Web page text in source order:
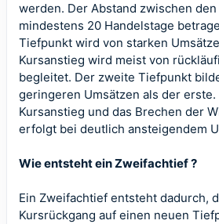
werden. Der Abstand zwischen
mindestens 20 Handelstage
Tiefpunkt wird von starken
Kursanstieg wird meist von
begleitet. Der zweite Tiefpunkt
geringeren Umsätzen als der
Kursanstieg und das Brechen der
erfolgt bei deutlich ansteigendem
Wie entsteht ein Zweifachtief ?
Ein Zweifachtief entsteht dadurch,
Kursrückgang auf einen neuen